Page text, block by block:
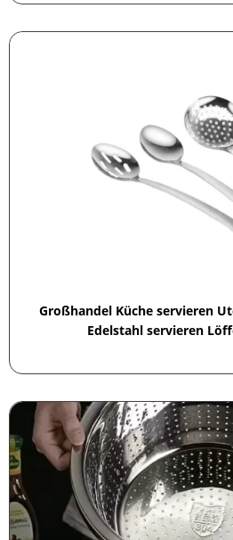
Großhandel Küche servieren
Edelstahl servieren